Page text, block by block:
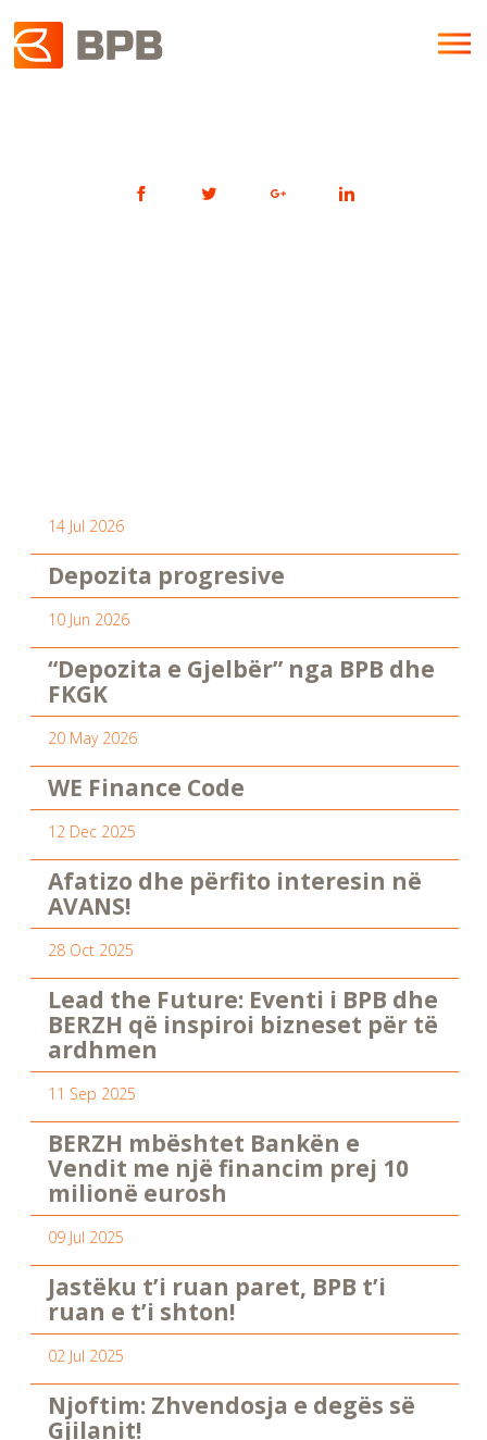
14 Jul 2026
Depozita progresive
10 Jun 2026
“Depozita e Gjelbër” nga BPB dhe
FKGK
20 May 2026
WE Finance Code
12 Dec 2025
Afatizo dhe përfito interesin në
AVANS!
28 Oct 2025
Lead the Future: Eventi i BPB dhe
BERZH që inspiroi bizneset për të
ardhmen
11 Sep 2025
BERZH mbështet Bankën e
Vendit me një financim prej 10
milionë eurosh
09 Jul 2025
Jastëku t’i ruan paret, BPB t’i
ruan e t’i shton!
02 Jul 2025
Njoftim: Zhvendosja e degës së
Gjilanit!